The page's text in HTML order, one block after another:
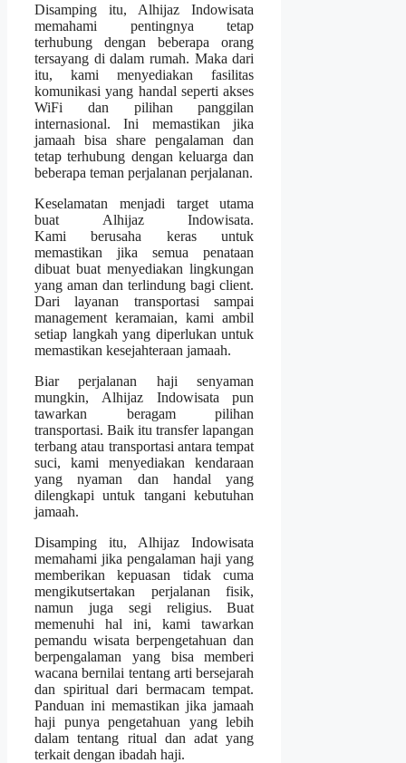
Disamping itu, Alhijaz Indowisata
memahami pentingnya tetap
terhubung dengan beberapa orang
tersayang di dalam rumah. Maka dari
itu, kami menyediakan fasilitas
komunikasi yang handal seperti akses
WiFi dan pilihan panggilan
internasional. Ini memastikan jika
jamaah bisa share pengalaman dan
tetap terhubung dengan keluarga dan
beberapa teman perjalanan perjalanan.
Keselamatan menjadi target utama
buat Alhijaz Indowisata.
Kami berusaha keras untuk
memastikan jika semua penataan
dibuat buat menyediakan lingkungan
yang aman dan terlindung bagi client.
Dari layanan transportasi sampai
management keramaian, kami ambil
setiap langkah yang diperlukan untuk
memastikan kesejahteraan jamaah.
Biar perjalanan haji senyaman
mungkin, Alhijaz Indowisata pun
tawarkan beragam pilihan
transportasi. Baik itu transfer lapangan
terbang atau transportasi antara tempat
suci, kami menyediakan kendaraan
yang nyaman dan handal yang
dilengkapi untuk tangani kebutuhan
jamaah.
Disamping itu, Alhijaz Indowisata
memahami jika pengalaman haji yang
memberikan kepuasan tidak cuma
mengikutsertakan perjalanan fisik,
namun juga segi religius. Buat
memenuhi hal ini, kami tawarkan
pemandu wisata berpengetahuan dan
berpengalaman yang bisa memberi
wacana bernilai tentang arti bersejarah
dan spiritual dari bermacam tempat.
Panduan ini memastikan jika jamaah
haji punya pengetahuan yang lebih
dalam tentang ritual dan adat yang
terkait dengan ibadah haji.